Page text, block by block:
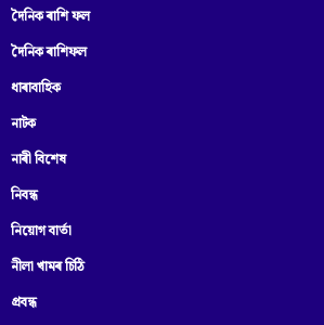
দৈনিক ৰাশি ফল
দৈনিক ৰাশিফল
ধাৰাবাহিক
নাটক
নাৰী বিশেষ
নিবন্ধ
নিয়োগ বাৰ্তা
নীলা খামৰ চিঠি
প্রবন্ধ